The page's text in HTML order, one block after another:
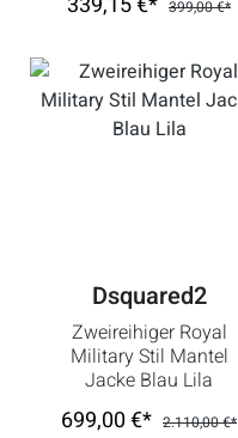
399,00 €*
Dsquared2
Zweireihiger Royal
Military Stil Mantel
Jacke Blau Lila
699,00 €* 2.110,00 €*